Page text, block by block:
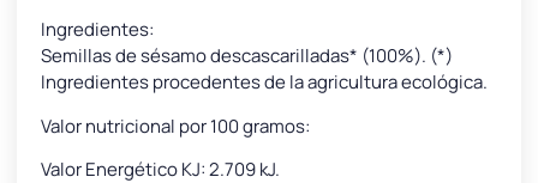
Ingredientes:
Semillas de sésamo descascarilladas* (100%). (*)
Ingredientes procedentes de la agricultura ecológica.
Valor nutricional por 100 gramos:
Valor Energético KJ: 2.709 kJ.